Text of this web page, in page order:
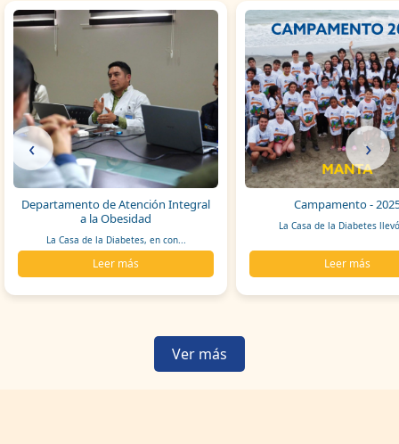
‹
Departamento de Atención Integral
a la Obesidad
La Casa de la Diabetes, en con...
Leer más
Campamento -
La Casa de la Diabetes
Leer más
›
Ver más